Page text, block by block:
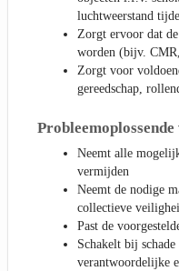
luchtweerstand
Zorgt ervoor dat
worden (bijv.
Zorgt voor
gereedschap,
Neemt alle
vermijden
Neemt de nodige
collectieve
Past de
Schakelt bij
verantwoordelijke